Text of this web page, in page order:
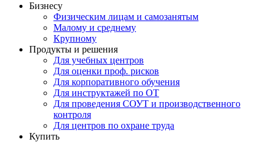
Бизнесу
Физическим лицам и самозанятым
Малому и среднему
Крупному
Продукты и решения
Для учебных центров
Для оценки проф. рисков
Для корпоративного обучения
Для инструктажей по ОТ
Для проведения СОУТ и производственного
контроля
Для центров по охране труда
Купить